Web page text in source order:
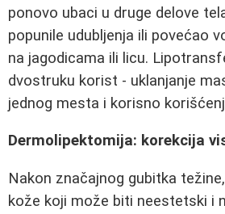
ponovo ubaci u druge delove
popunile udubljenja ili povećao
na jagodicama ili licu.
dvostruku korist - uklanjanje
jednog mesta i korisno
Dermolipektomija: korekcija
Nakon značajnog gubitka
kože koji može biti neestetski i